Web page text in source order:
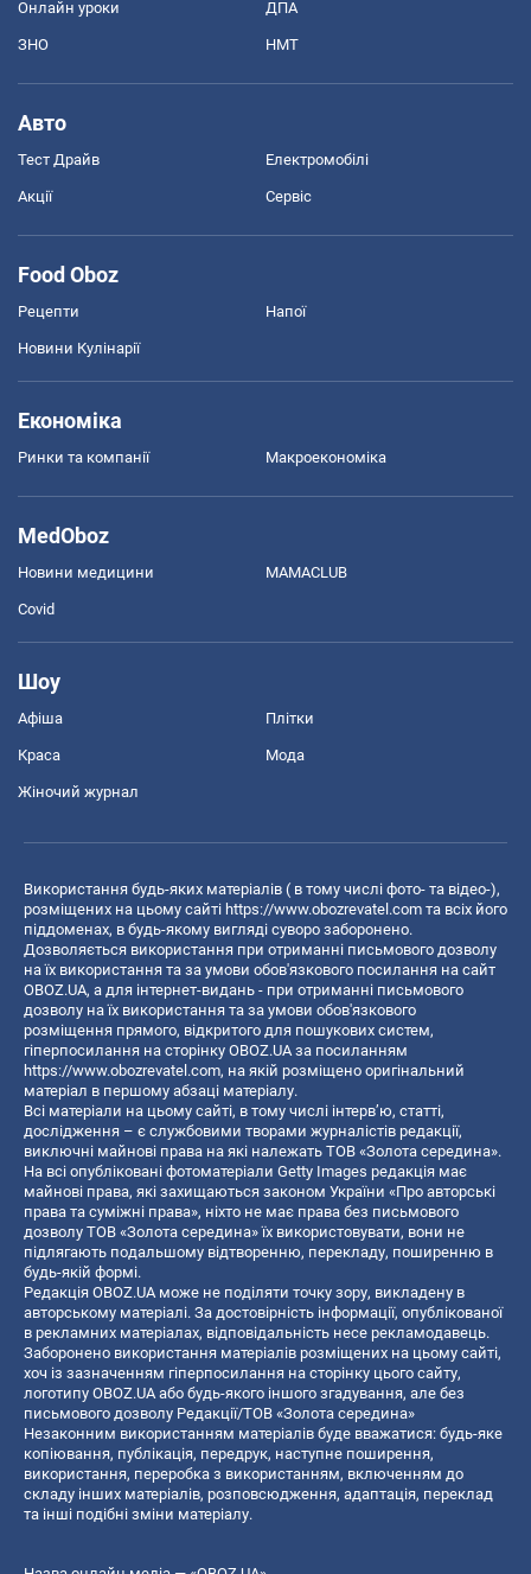
Онлайн уроки ДПА
ЗНО НМТ
Авто
Тест Драйв Електромобілі
Акції Сервіс
Food Oboz
Рецепти Напої
Новини Кулінарії
Економіка
Ринки та компанії Макроекономіка
MedOboz
Новини медицини MAMACLUB
Covid
Шоу
Афіша Плітки
Краса Мода
Жіночий журнал
Використання будь-яких матеріалів ( в тому числі фото- та відео-),
розміщених на цьому сайті https://www.obozrevatel.com та всіх його
піддоменах, в будь-якому вигляді суворо заборонено.
Дозволяється використання при отриманні письмового дозволу
на їх використання та за умови обов'язкового посилання на сайт
OBOZ.UA, а для інтернет-видань - при отриманні письмового
дозволу на їх використання та за умови обов'язкового
розміщення прямого, відкритого для пошукових систем,
гіперпосилання на сторінку OBOZ.UA за посиланням
https://www.obozrevatel.com, на якій розміщено оригінальний
матеріал в першому абзаці матеріалу.
Всі матеріали на цьому сайті, в тому числі інтерв’ю, статті,
дослідження – є службовими творами журналістів редакції,
виключні майнові права на які належать ТОВ «Золота середина».
На всі опубліковані фотоматеріали Getty Images редакція має
майнові права, які захищаються законом України «Про авторські
права та суміжні права», ніхто не має права без письмового
дозволу ТОВ «Золота середина» їх використовувати, вони не
підлягають подальшому відтворенню, перекладу, поширенню в
будь-якій формі.
Редакція OBOZ.UA може не поділяти точку зору, викладену в
авторському матеріалі. За достовірність інформації, опублікованої
в рекламних матеріалах, відповідальність несе рекламодавець.
Заборонено використання матеріалів розміщених на цьому сайті,
хоч із зазначенням гіперпосилання на сторінку цього сайту,
логотипу OBOZ.UA або будь-якого іншого згадування, але без
письмового дозволу Редакції/ТОВ «Золота середина»
Незаконним використанням матеріалів буде вважатися: будь-яке
копiювання, публiкацiя, передрук, наступне поширення,
використання, переробка з використанням, включенням до
складу інших матеріалів, розповсюдження, адаптація, переклад
та інші подібні зміни матеріалу.